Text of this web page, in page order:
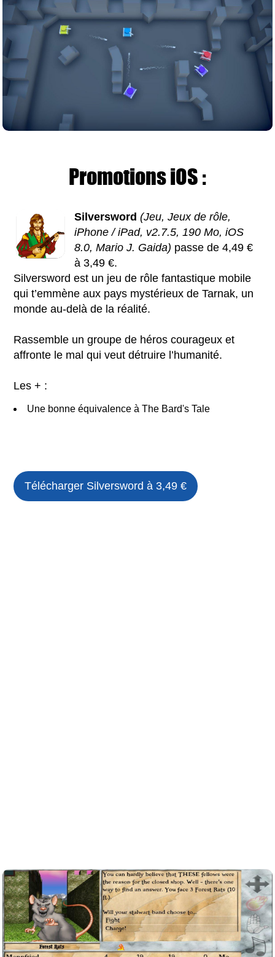
Promotions iOS :
Silversword (Jeu, Jeux de rôle,
iPhone / iPad, v2.7.5, 190 Mo, iOS
8.0, Mario J. Gaida) passe de 4,49 €
à 3,49 €.
Silversword est un jeu de rôle fantastique mobile
qui t’emmène aux pays mystérieux de Tarnak, un
monde au-delà de la réalité.
Rassemble un groupe de héros courageux et
affronte le mal qui veut détruire l’humanité.
Les + :
Une bonne équivalence à The Bard's Tale
Télécharger Silversword à 3,49 €